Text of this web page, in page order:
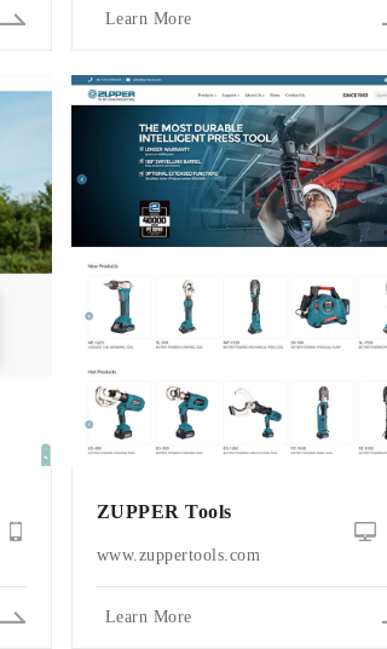
Learn More
ZUPPER Tools
www.zuppertools.com
Learn More